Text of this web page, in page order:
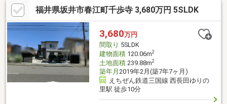
福井県坂井市春江町千歩寺 3,680万円 5SLDK
3,680万円
間取り 5SLDK
建物面積120.06m2
土地面積239.88m2
築年月 2019年2月(築7年7ヶ月)
えちぜん鉄道三国線 西長田ゆりの
里駅 徒歩10分